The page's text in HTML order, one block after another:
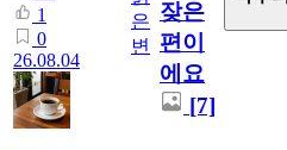
1
0
26.08.04
은
변
잦은
편이
에요
[7]